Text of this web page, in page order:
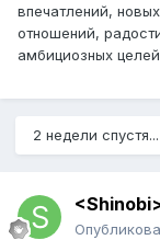
впечатлений,
отношений,
амбициозных
2 недели спустя...